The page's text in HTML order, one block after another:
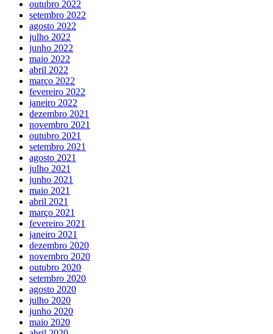
outubro 2022
setembro 2022
agosto 2022
julho 2022
junho 2022
maio 2022
abril 2022
março 2022
fevereiro 2022
janeiro 2022
dezembro 2021
novembro 2021
outubro 2021
setembro 2021
agosto 2021
julho 2021
junho 2021
maio 2021
abril 2021
março 2021
fevereiro 2021
janeiro 2021
dezembro 2020
novembro 2020
outubro 2020
setembro 2020
agosto 2020
julho 2020
junho 2020
maio 2020